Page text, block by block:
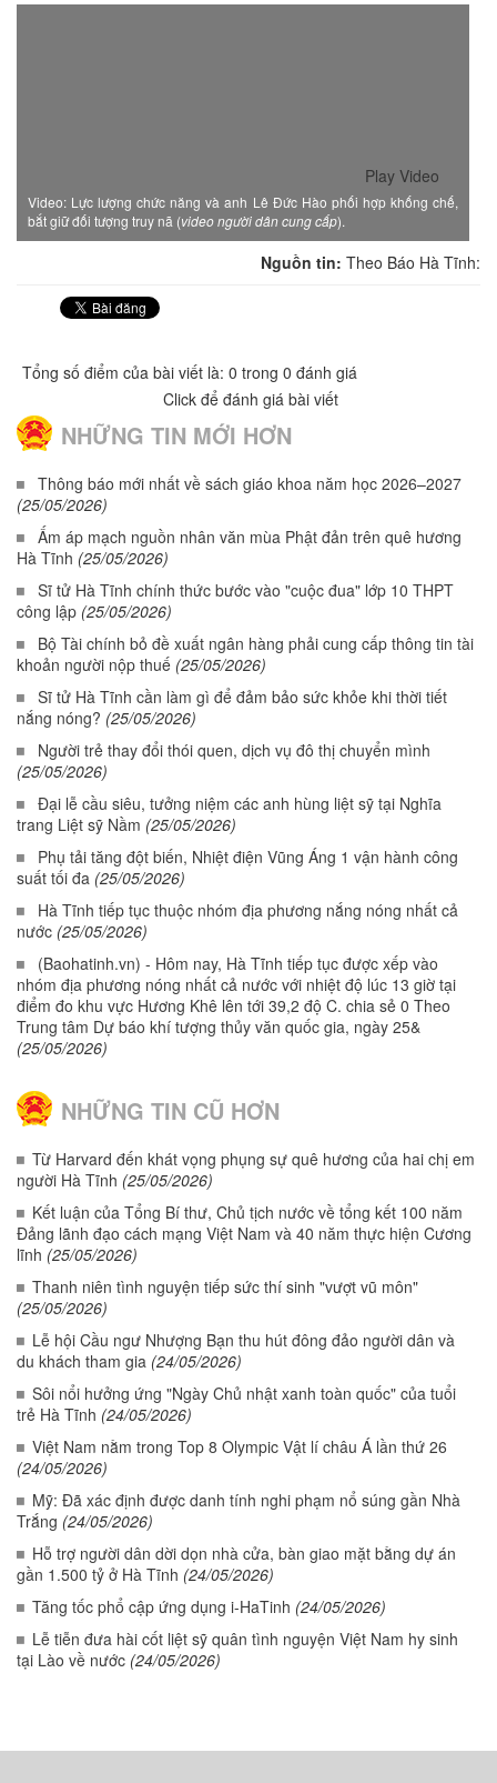
Play Video
Video: Lực lượng chức năng và anh Lê Đức Hào phối hợp khống chế,
bắt giữ đối tượng truy nã (video người dân cung cấp).
Nguồn tin: Theo Báo Hà Tĩnh:
Tổng số điểm của bài viết là: 0 trong 0 đánh giá
Click để đánh giá bài viết
NHỮNG TIN MỚI HƠN
Thông báo mới nhất về sách giáo khoa năm học 2026–2027
(25/05/2026)
Ấm áp mạch nguồn nhân văn mùa Phật đản trên quê hương
Hà Tĩnh (25/05/2026)
Sĩ tử Hà Tĩnh chính thức bước vào "cuộc đua" lớp 10 THPT
công lập (25/05/2026)
Bộ Tài chính bỏ đề xuất ngân hàng phải cung cấp thông tin tài
khoản người nộp thuế (25/05/2026)
Sĩ tử Hà Tĩnh cần làm gì để đảm bảo sức khỏe khi thời tiết
nắng nóng? (25/05/2026)
Người trẻ thay đổi thói quen, dịch vụ đô thị chuyển mình
(25/05/2026)
Đại lễ cầu siêu, tưởng niệm các anh hùng liệt sỹ tại Nghĩa
trang Liệt sỹ Nầm (25/05/2026)
Phụ tải tăng đột biến, Nhiệt điện Vũng Áng 1 vận hành công
suất tối đa (25/05/2026)
Hà Tĩnh tiếp tục thuộc nhóm địa phương nắng nóng nhất cả
nước (25/05/2026)
(Baohatinh.vn) - Hôm nay, Hà Tĩnh tiếp tục được xếp vào
nhóm địa phương nóng nhất cả nước với nhiệt độ lúc 13 giờ tại
điểm đo khu vực Hương Khê lên tới 39,2 độ C. chia sẻ 0 Theo
Trung tâm Dự báo khí tượng thủy văn quốc gia, ngày 25&
(25/05/2026)
NHỮNG TIN CŨ HƠN
Từ Harvard đến khát vọng phụng sự quê hương của hai chị em
người Hà Tĩnh (25/05/2026)
Kết luận của Tổng Bí thư, Chủ tịch nước về tổng kết 100 năm
Đảng lãnh đạo cách mạng Việt Nam và 40 năm thực hiện Cương
lĩnh (25/05/2026)
Thanh niên tình nguyện tiếp sức thí sinh "vượt vũ môn"
(25/05/2026)
Lễ hội Cầu ngư Nhượng Bạn thu hút đông đảo người dân và
du khách tham gia (24/05/2026)
Sôi nổi hưởng ứng "Ngày Chủ nhật xanh toàn quốc" của tuổi
trẻ Hà Tĩnh (24/05/2026)
Việt Nam nằm trong Top 8 Olympic Vật lí châu Á lần thứ 26
(24/05/2026)
Mỹ: Đã xác định được danh tính nghi phạm nổ súng gần Nhà
Trắng (24/05/2026)
Hỗ trợ người dân dời dọn nhà cửa, bàn giao mặt bằng dự án
gần 1.500 tỷ ở Hà Tĩnh (24/05/2026)
Tăng tốc phổ cập ứng dụng i-HaTinh (24/05/2026)
Lễ tiễn đưa hài cốt liệt sỹ quân tình nguyện Việt Nam hy sinh
tại Lào về nước (24/05/2026)